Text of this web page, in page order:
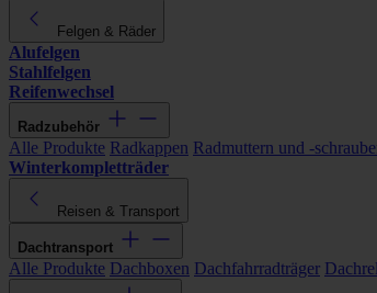
Felgen & Räder
Alufelgen
Stahlfelgen
Reifenwechsel
Radzubehör
Alle Produkte Radkappen Radmuttern und -
Winterkompletträder
Reisen & Transport
Dachtransport
Alle Produkte Dachboxen Dachfahrradträger